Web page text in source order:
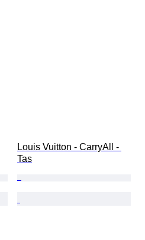
Louis Vuitton - CarryAll -
Tas